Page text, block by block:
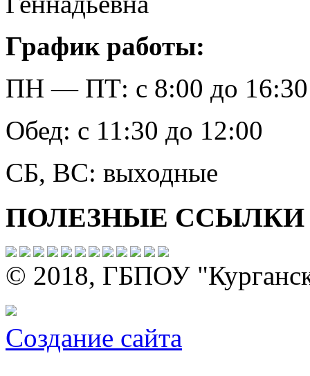
График работы:
ПН — ПТ: с 8:00 до 16:30
Обед: с 11:30 до 12:00
СБ, ВС: выходные
ПОЛЕЗНЫЕ ССЫЛКИ
© 2018, ГБПОУ
Создание сайта